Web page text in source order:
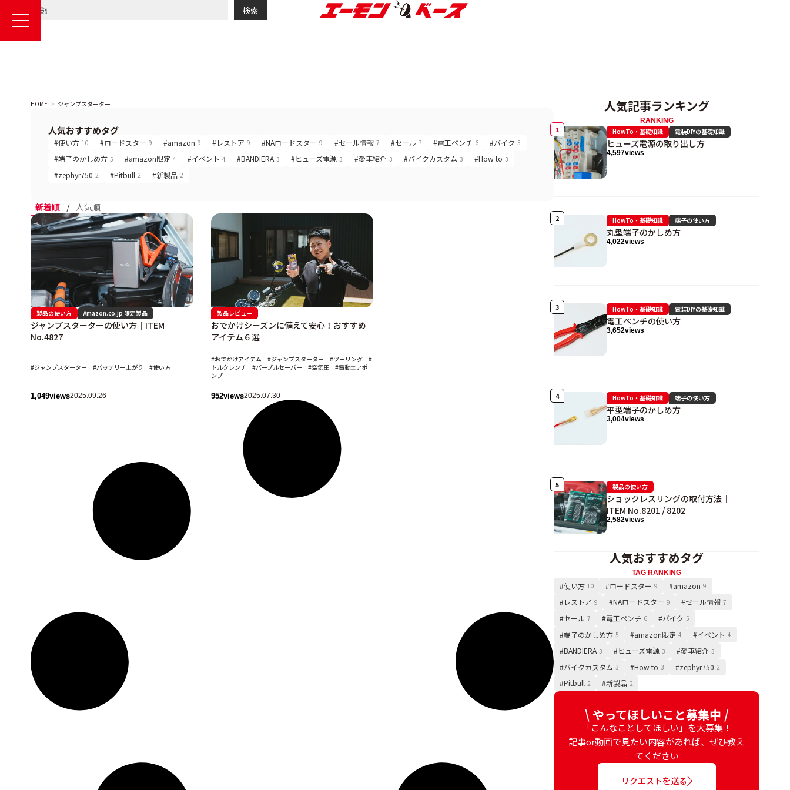
検索
HOME ジャンプスターター
人気おすすめタグ
#使い方 10 #ロードスター 9 #amazon 9 #レストア 9 #NAロードスター 9 #セール情報 7 #セール 7 #電工ペンチ 6 #バイク 5
#端子のかしめ方 5 #amazon限定 4 #イベント 4 #BANDIERA 3 #ヒューズ電源 3 #愛車紹介 3 #バイクカスタム 3 #How to 3
#zephyr750 2 #Pitbull 2 #新製品 2
新着順 / 人気順
製品の使い方 Amazon.co.jp 限定製品
ジャンプスターターの使い方｜ITEM
No.4827
#ジャンプスターター #バッテリー上がり #使い方
1,049views2025.09.26
製品レビュー
おでかけシーズンに備えて安心！おすすめ
アイテム６選
#おでかけアイテム #ジャンプスターター #ツーリング
#
トルクレンチ
#パープルセーバー #空気圧
#電動エアポ
ンプ
952views2025.07.30
人気記事ランキング
RANKING
HowTo・基礎知識 電装DIYの基礎知識
ヒューズ電源の取り出し方
4,597views
HowTo・基礎知識 端子の使い方
丸型端子のかしめ方
4,022views
HowTo・基礎知識 電装DIYの基礎知識
電工ペンチの使い方
3,652views
HowTo・基礎知識 端子の使い方
平型端子のかしめ方
3,004views
製品の使い方
ショックレスリングの取付方法｜
ITEM No.8201 / 8202
2,582views
人気おすすめタグ
TAG RANKING
#使い方 10 #ロードスター 9 #amazon 9
#レストア 9 #NAロードスター 9 #セール情報 7
#セール 7 #電工ペンチ 6 #バイク 5
#端子のかしめ方 5 #amazon限定 4 #イベント 4
#BANDIERA 3 #ヒューズ電源 3 #愛車紹介 3
#バイクカスタム 3 #How to 3 #zephyr750 2
#Pitbull 2 #新製品 2
\ やってほしいこと募集中 /
「こんなことしてほしい」を大募集！
記事or動画で見たい内容があれば、ぜひ教え
てください
リクエストを送る